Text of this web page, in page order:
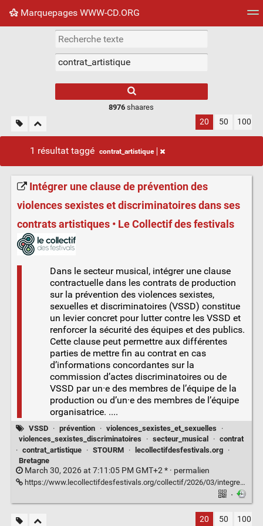
Marquepages WWW-CD.ORG
Nuage de tags Mur d'images
8976 shaares
20 50 100
1 résultat taggé contrat_artistique
Intégrer une clause de prévention des
violences sexistes et discriminatoires dans ses
contrats artistiques • Le Collectif des festivals
Dans le secteur musical, intégrer une clause
contractuelle dans les contrats de production
sur la prévention des violences sexistes,
sexuelles et discriminatoires (VSSD) constitue
un levier concret pour lutter contre les VSSD et
renforcer la sécurité des équipes et des publics.
Cette clause peut permettre aux différentes
parties de mettre fin au contrat en cas
d’informations concordantes sur la
commission d’actes discriminatoires ou de
VSSD par un·e des membres de l’équipe de la
production ou d’un·e des membres de l’équipe
organisatrice. ....
VSSD · prévention · violences_sexistes_et_sexuelles
·
violences_sexistes_discriminatoires
· secteur_musical · contrat
· contrat_artistique · STOURM · lecollectifdesfestivals.org ·
Bretagne
March 30, 2026 at 7:11:05 PM GMT+2 * · permalien
https://www.lecollectifdesfestivals.org/collectif/2026/03/integrer-une-clause-de-prevention-des-violences-sexistes-et-discriminatoires-dans-ses-contrats-artistiques/
·
20 50 100